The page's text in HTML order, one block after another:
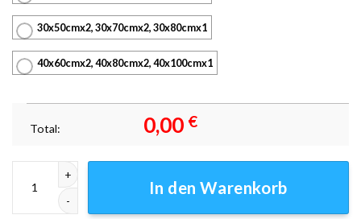
30x50cmx2, 30x70cmx2, 30x80cmx1
40x60cmx2, 40x80cmx2, 40x100cmx1
Total: 0,00 €
Attack On Titan Captain Levi Ackerman Poster 3 Anime
In den Warenkorb